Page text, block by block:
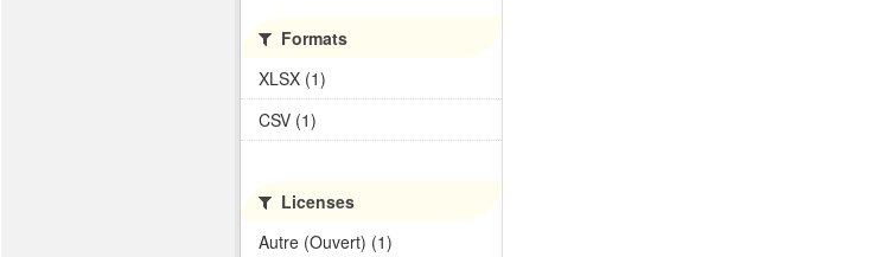
Formats
XLSX (1)
CSV (1)
Licenses
Autre (Ouvert) (1)